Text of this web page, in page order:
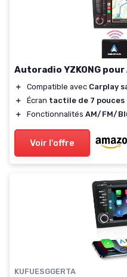
Autoradio YZKONG
＋ Compatible avec Carplay
＋
Écran tactile de 7 pouces
＋
Fonctionnalités AM/FM/
Voir l'offre
KUFUESGGERTA